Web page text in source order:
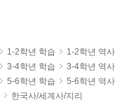
1-2학년 학습
1-2학년 역
3-4학년 학습
3-4학년 역
5-6학년 학습
5-6학년 역
한국사/세계사/지리